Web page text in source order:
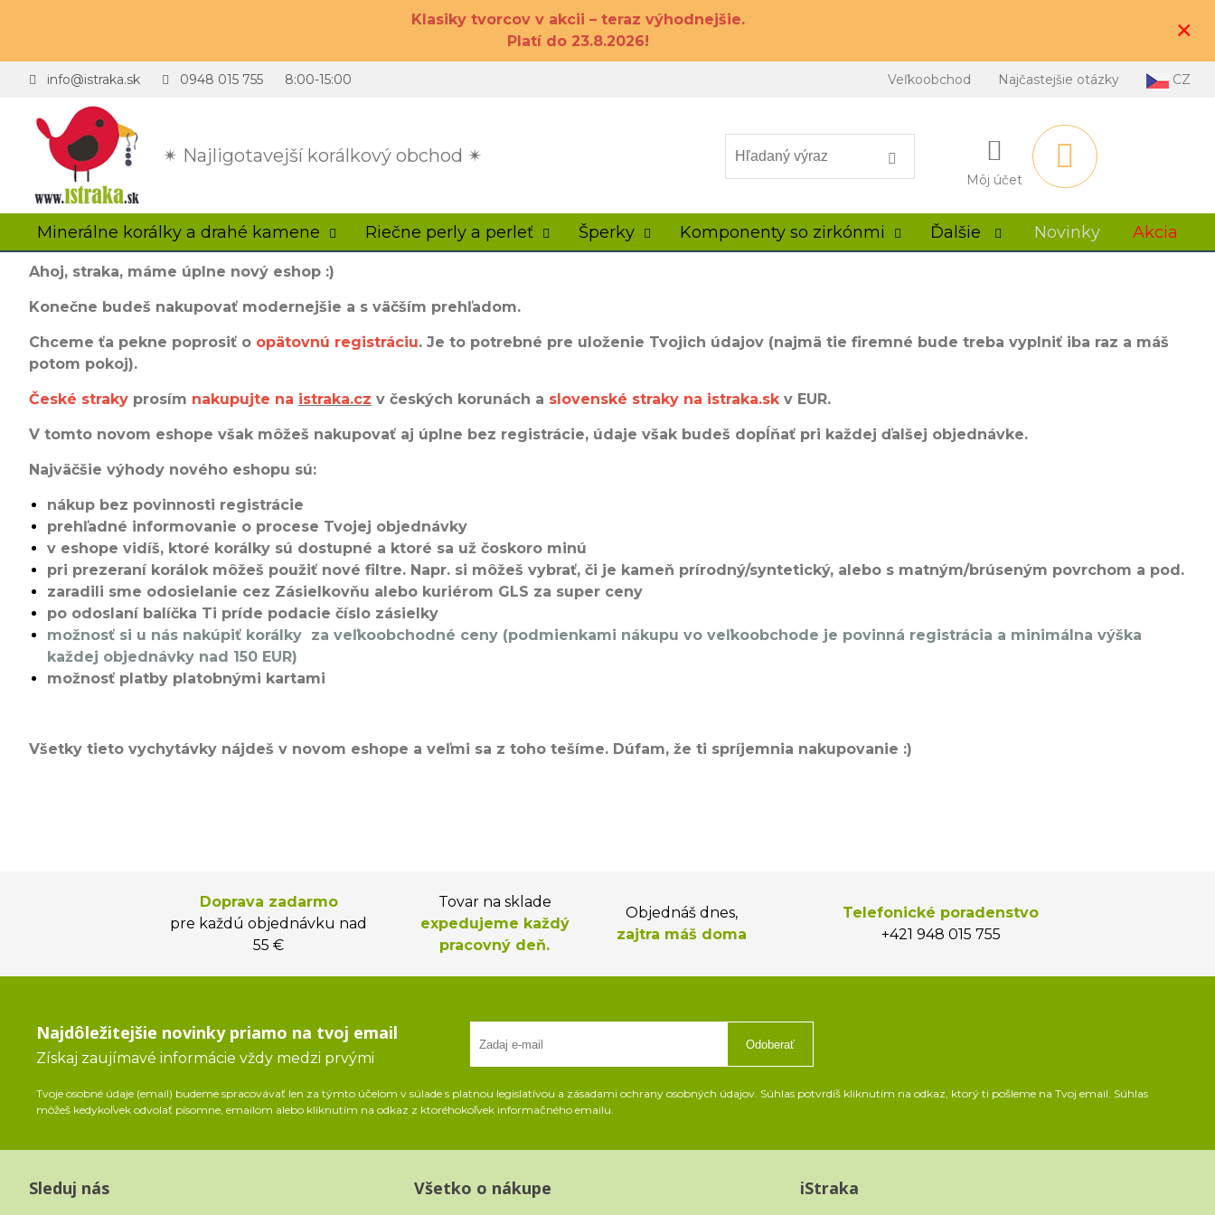
Klasiky tvorcov v akcii – teraz výhodnejšie.
Platí do 23.8.2026!
×
✴ Najligotavejší korálkový obchod ✴
info@istraka.sk 0948 015 755 8:00-15:00 Veľkoobchod Najčastejšie otázky CZ
Môj účet
Minerálne korálky a drahé kamene Riečne perly a perleť Šperky Komponenty so zirkónmi Ďalšie Novinky Akcia
Ahoj, straka, máme úplne nový eshop :)
Konečne budeš nakupovať modernejšie a s väčším prehľadom.
Chceme ťa pekne poprosiť o opätovnú registráciu. Je to potrebné pre uloženie Tvojich údajov (najmä tie firemné bude treba vyplniť iba raz a máš
potom pokoj).
České straky prosím nakupujte na istraka.cz v českých korunách a slovenské straky na istraka.sk v EUR.
V tomto novom eshope však môžeš nakupovať aj úplne bez registrácie, údaje však budeš dopĺňať pri každej ďalšej objednávke.
Najväčšie výhody nového eshopu sú:
nákup bez povinnosti registrácie
prehľadné informovanie o procese Tvojej objednávky
v eshope vidíš, ktoré korálky sú dostupné a ktoré sa už čoskoro minú
pri prezeraní korálok môžeš použiť nové filtre. Napr. si môžeš vybrať, či je kameň prírodný/syntetický, alebo s matným/brúseným povrchom a pod.
zaradili sme odosielanie cez Zásielkovňu alebo kuriérom GLS za super ceny
po odoslaní balíčka Ti príde podacie číslo zásielky
možnosť si u nás nakúpiť korálky za veľkoobchodné ceny (podmienkami nákupu vo veľkoobchode je povinná registrácia a minimálna výška
každej objednávky nad 150 EUR)
​​​​​​​možnosť platby platobnými kartami
Všetky tieto vychytávky nájdeš v novom eshope a veľmi sa z toho tešíme. Dúfam, že ti spríjemnia nakupovanie :)
Doprava zadarmo
pre každú objednávku nad
55 €
Tovar na sklade
expedujeme každý
pracovný deň.
Objednáš dnes,
zajtra máš doma
Telefonické poradenstvo
+421 948 015 755
Najdôležitejšie novinky priamo na tvoj email
Získaj zaujímavé informácie vždy medzi prvými
Odoberať
Tvoje osobné údaje (email) budeme spracovávať len za týmto účelom v súlade s platnou legislatívou a zásadami ochrany osobných údajov. Súhlas potvrdíš kliknutím na odkaz, ktorý ti pošleme na Tvoj email. Súhlas
môžeš kedykoľvek odvolať písomne, emailom alebo kliknutím na odkaz z ktoréhokoľvek informačného emailu.
Sleduj nás Všetko o nákupe iStraka